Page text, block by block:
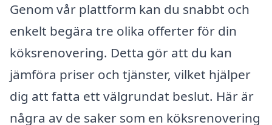
Genom vår plattform kan du snabbt och
enkelt begära tre olika offerter för din
köksrenovering. Detta gör att du kan
jämföra priser och tjänster, vilket hjälper
dig att fatta ett välgrundat beslut. Här är
några av de saker som en köksrenovering